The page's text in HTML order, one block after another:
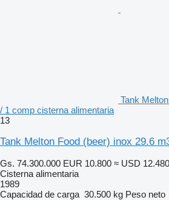
Tank
/ 1 comp cisterna alimentaria
13
Tank Melton Food (beer) inox 29.6
Gs. 74.300.000 EUR 10.800 ≈ USD 12.480
Cisterna alimentaria
1989
Capacidad de carga 30.500 kg Peso neto